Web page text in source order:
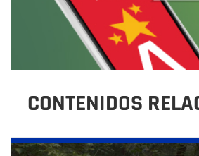
CONTENIDOS